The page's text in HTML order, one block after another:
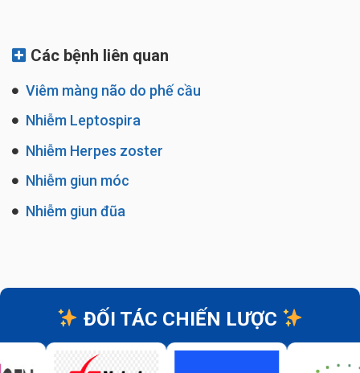
Các bệnh liên quan
Viêm màng não do phế cầu
Nhiễm Leptospira
Nhiễm Herpes zoster
Nhiễm giun móc
Nhiễm giun đũa
ĐỐI TÁC CHIẾN LƯỢC